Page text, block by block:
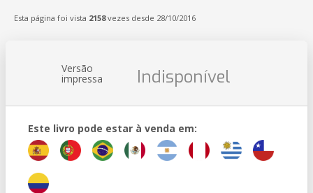
Esta página foi vista 2158vezes desde 28/10/2016
Versão
impressa Indisponível
Este livro pode estar à venda em: